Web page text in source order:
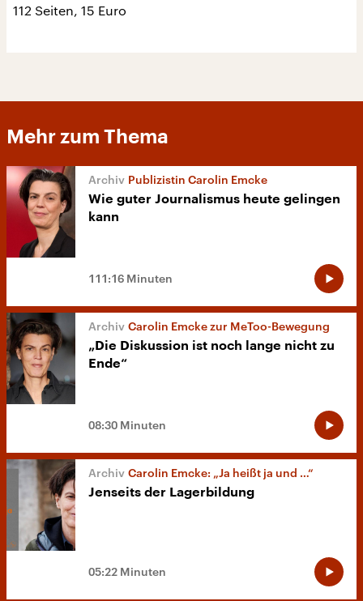
112 Seiten, 15 Euro
Mehr zum Thema
Publizistin Carolin Emcke
Wie guter Journalismus heute gelingen
kann
111:16 Minuten
Carolin Emcke zur MeToo-Bewegung
„Die Diskussion ist noch lange nicht zu
Ende“
08:30 Minuten
Carolin Emcke: „Ja heißt ja und …“
Jenseits der Lagerbildung
05:22 Minuten